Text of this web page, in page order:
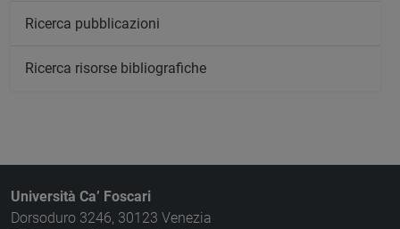
Ricerca pubblicazioni
Ricerca risorse bibliografiche
Università Ca’ Foscari
Dorsoduro 3246, 30123 Venezia